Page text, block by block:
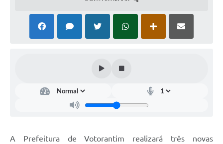
COVID - 19
Ouvidoria
Uso de Internet e Recursos de Informática
A Prefeitura de Votorantim realizará três novas